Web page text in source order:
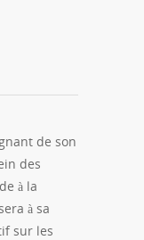
de son
des
à la
à sa
sur les